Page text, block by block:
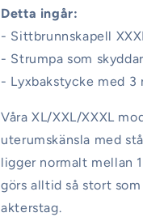
Detta ingår:
- Sittbrunnskapell
- Strumpa som
- Lyxbakstycke med 3
Våra XL/XXL/XXXL
uterumskänsla med
ligger normalt mellan
görs alltid så stort
akterstag.